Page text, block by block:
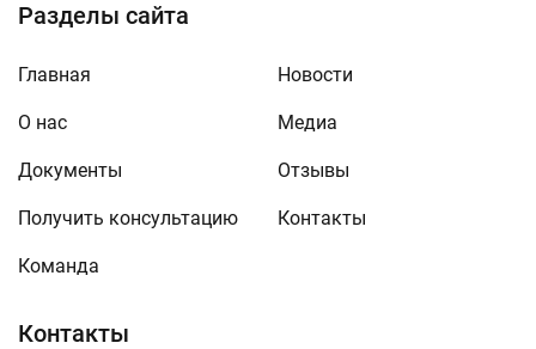
Контакты
Разделы сайта
Главная
О нас
Документы
Получить консультацию
Команда
Новости
Медиа
Отзывы
Контакты